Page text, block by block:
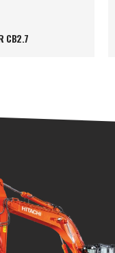
CB2.7